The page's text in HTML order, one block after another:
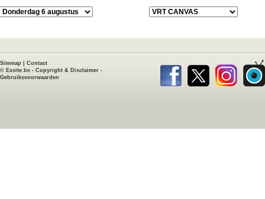
Sitemap
Contact
© Exsite.be - Copyright & Disclaimer -
Gebruiksvoorwaarden